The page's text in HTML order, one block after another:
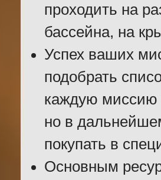
проходить на
бассейна, на
Успех ваших
подобрать
каждую миссию
но в
покупать в
Основным